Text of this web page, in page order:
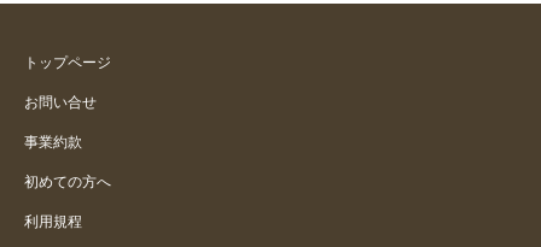
トップページ
お問い合せ
事業約款
初めての方へ
利用規程